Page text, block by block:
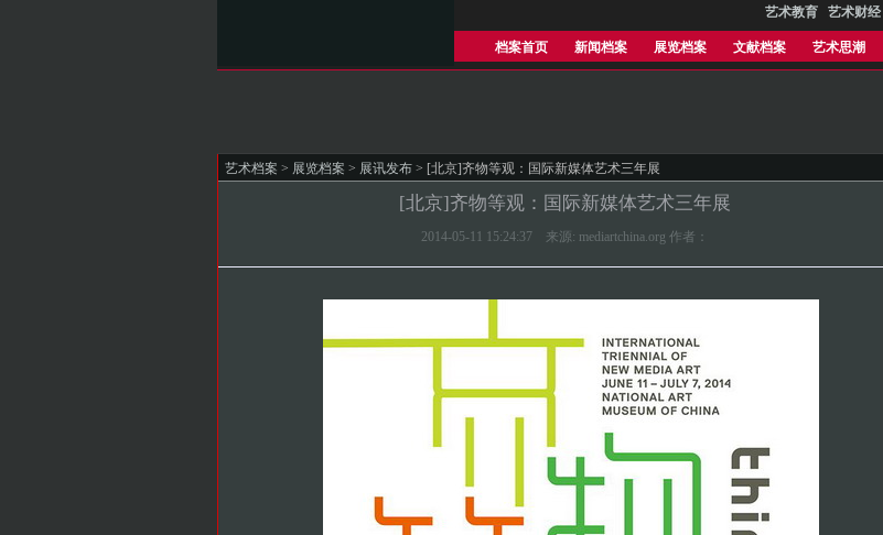
艺术教育 艺术财经
档案首页 新闻档案 展览档案 文献档案 艺术思潮
艺术档案 > 展览档案 > 展讯发布 > [北京]齐物等观：国际新媒体艺术三年展
[北京]齐物等观：国际新媒体艺术三年展
2014-05-11 15:24:37 来源: mediartchina.org 作者：